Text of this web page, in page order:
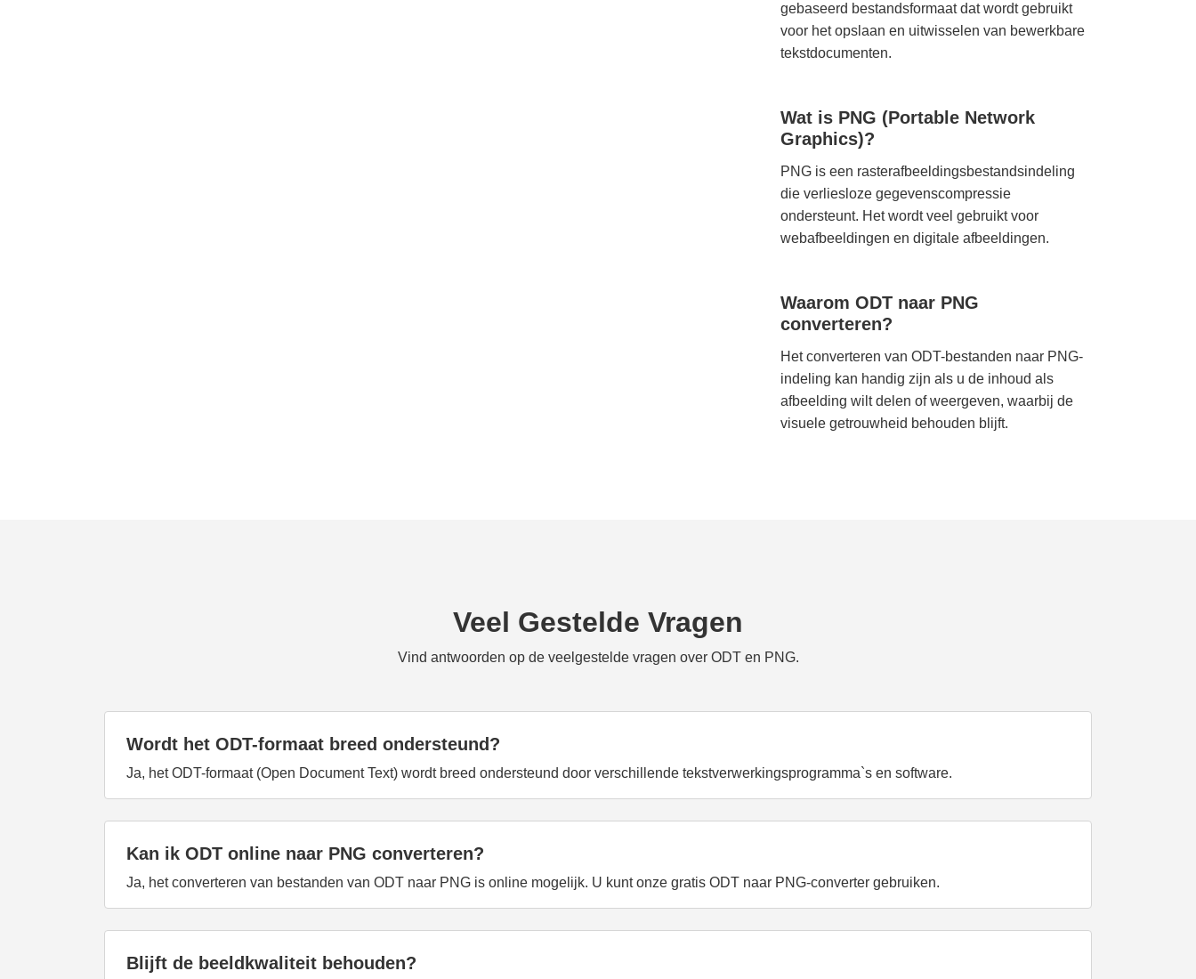
gebaseerd bestandsformaat dat wordt gebruikt
voor het opslaan en uitwisselen van bewerkbare
tekstdocumenten.
Wat is PNG (Portable Network
Graphics)?
PNG is een rasterafbeeldingsbestandsindeling
die verliesloze gegevenscompressie
ondersteunt. Het wordt veel gebruikt voor
webafbeeldingen en digitale afbeeldingen.
Waarom ODT naar PNG
converteren?
Het converteren van ODT-bestanden naar PNG-
indeling kan handig zijn als u de inhoud als
afbeelding wilt delen of weergeven, waarbij de
visuele getrouwheid behouden blijft.
Veel Gestelde Vragen
Vind antwoorden op de veelgestelde vragen over ODT en PNG.
Wordt het ODT-formaat breed ondersteund?
Ja, het ODT-formaat (Open Document Text) wordt breed ondersteund door verschillende tekstverwerkingsprogramma`s en software.
Kan ik ODT online naar PNG converteren?
Ja, het converteren van bestanden van ODT naar PNG is online mogelijk. U kunt onze gratis ODT naar PNG-converter gebruiken.
Blijft de beeldkwaliteit behouden?